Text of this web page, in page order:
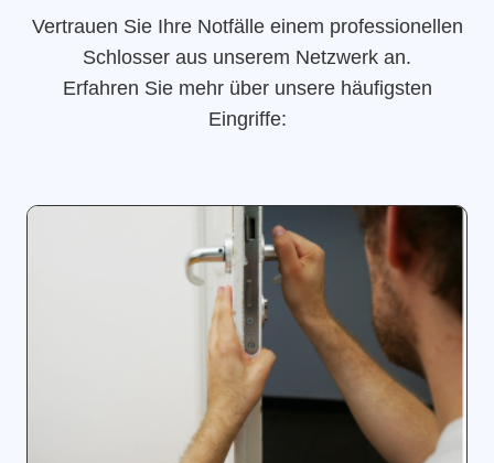
Vertrauen Sie Ihre Notfälle einem professionellen
Schlosser aus unserem Netzwerk an.
Erfahren Sie mehr über unsere häufigsten
Eingriffe: